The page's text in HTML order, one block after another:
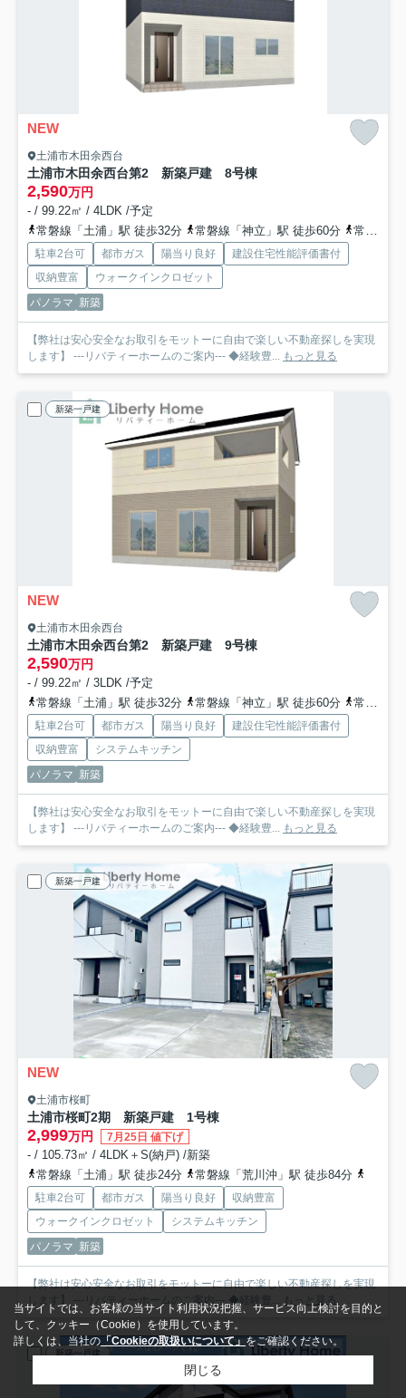
NEW
土浦市木田余西台
土浦市木田余西台第2 新築戸建 8号棟
2,590万円
- / 99.22㎡ / 4LDK /予定
常磐線「土浦」駅 徒歩32分
常磐線「神立」駅 徒歩60分 常磐線「荒川沖」駅 徒歩99分
駐車2台可 都市ガス 陽当り良好
建設住宅性能評価書付
収納豊富
ウォークインクロゼット
パノラマ 新築
【弊社は安心安全なお取引をモットーに自由で楽しい不動産探しを実現
します】 ---リバティーホームのご案内--- ◆経験豊... もっと見る
新築一戸建
NEW
土浦市木田余西台
土浦市木田余西台第2 新築戸建 9号棟
2,590万円
- / 99.22㎡ / 3LDK /予定
常磐線「土浦」駅 徒歩32分
常磐線「神立」駅 徒歩60分 常磐線「荒川沖」駅 徒歩99分
駐車2台可 都市ガス 陽当り良好
建設住宅性能評価書付
収納豊富
システムキッチン
パノラマ 新築
【弊社は安心安全なお取引をモットーに自由で楽しい不動産探しを実現
します】 ---リバティーホームのご案内--- ◆経験豊... もっと見る
新築一戸建
NEW
土浦市桜町
土浦市桜町2期 新築戸建 1号棟
2,999万円 7月25日 値下げ
- / 105.73㎡ / 4LDK＋S(納戸) /新築
常磐線「土浦」駅 徒歩24分
常磐線「荒川沖」駅 徒歩84分
駐車2台可 都市ガス 陽当り良好
収納豊富
ウォークインクロゼット
システムキッチン
パノラマ 新築
【弊社は安心安全なお取引をモットーに自由で楽しい不動産探しを実現
します】 ---リバティーホームのご案内--- ◆経験豊... もっと見る
新築一戸建
当サイトでは、お客様の当サイト利用状況把握、サービス向上検討を目的と
して、クッキー（Cookie）を使用しています。
詳しくは、当社の 「Cookieの取扱いについて」 をご確認ください。
閉じる